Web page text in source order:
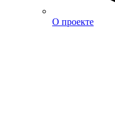
О проекте